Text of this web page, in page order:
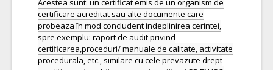
Acestea sunt: un certificat emis de un organism de
certificare acreditat sau alte documente care
probeaza în mod concludent indeplinirea cerintei,
spre exemplu: raport de audit privind
certificarea,proceduri/ manuale de calitate, activitate
procedurala, etc., similare cu cele prevazute drept